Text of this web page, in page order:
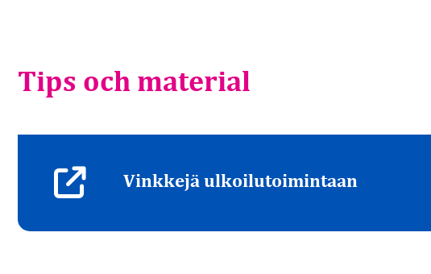
Tips och material
Vinkkejä ulkoilutoimintaan